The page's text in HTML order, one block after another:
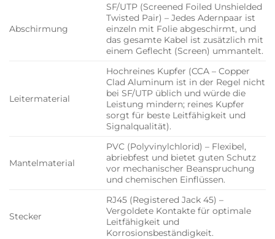
Abschirmung
SF/UTP (Screened Foiled Unshielded
Twisted Pair) – Jedes Adernpaar ist
einzeln mit Folie abgeschirmt, und
das gesamte Kabel ist zusätzlich mit
einem Geflecht (Screen) ummantelt.
Leitermaterial
Hochreines Kupfer (CCA – Copper
Clad Aluminum ist in der Regel nicht
bei SF/UTP üblich und würde die
Leistung mindern; reines Kupfer
sorgt für beste Leitfähigkeit und
Signalqualität).
Mantelmaterial
PVC (Polyvinylchlorid) – Flexibel,
abriebfest und bietet guten Schutz
vor mechanischer Beanspruchung
und chemischen Einflüssen.
Stecker
RJ45 (Registered Jack 45) –
Vergoldete Kontakte für optimale
Leitfähigkeit und
Korrosionsbeständigkeit.